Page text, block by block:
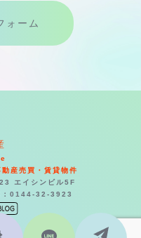
ォーム
産売買・賃貸物件
エイシンビル5F
：0144-32-3923